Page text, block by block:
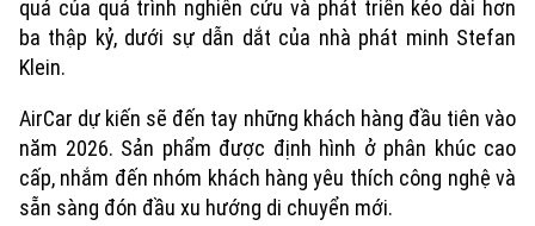
quả của quá trình nghiên cứu và phát triển kéo dài hơn
ba thập kỷ, dưới sự dẫn dắt của nhà phát minh Stefan
Klein.
AirCar dự kiến sẽ đến tay những khách hàng đầu tiên vào
năm 2026. Sản phẩm được định hình ở phân khúc cao
cấp, nhắm đến nhóm khách hàng yêu thích công nghệ và
sẵn sàng đón đầu xu hướng di chuyển mới.